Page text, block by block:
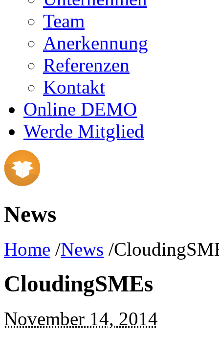
Team
Anerkennung
Referenzen
Kontakt
Online DEMO
Werde Mitglied
News
Home /News /
CloudingSMEs
November 14, 2014